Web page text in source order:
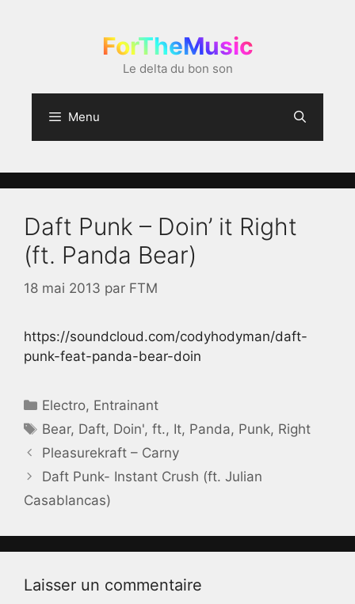
ForTheMusic
Le delta du bon son
Menu
Daft Punk – Doin’ it Right
(ft. Panda Bear)
18 mai 2013 par FTM
https://soundcloud.com/codyhodyman/daft-
punk-feat-panda-bear-doin
Catégories
Electro, Entrainant
Étiquettes
Bear, Daft, Doin',ft., It, Panda, Punk, Right
Pleasurekraft – Carny
Daft Punk- Instant Crush (ft. Julian
Casablancas)
Laisser un commentaire